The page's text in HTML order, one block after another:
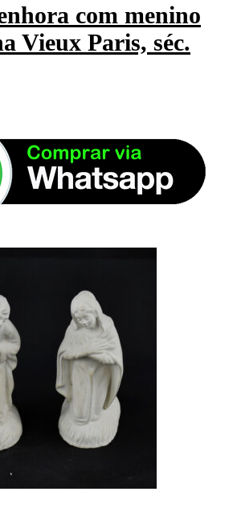
com menino
Vieux Paris, séc.